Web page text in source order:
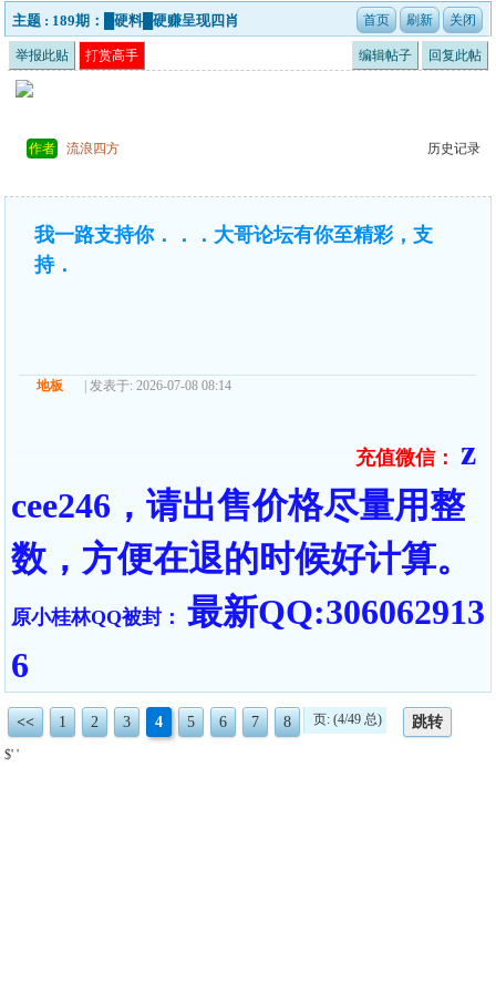
主题 : 189期：█硬料█硬赚呈现四肖
举报此贴 打赏高手 编辑帖子 回复此帖
作者 流浪四方 历史记录
我一路支持你．．．大哥论坛有你至精彩，支
持．
地板 | 发表于: 2026-07-08 08:14
充值微信：
z
cee246，请出售价格尽量用整
数，方便在退的时候好计算。
原小桂林QQ被封： 最新QQ:306062913
6
<< 1 2 3 4 5 6 7 8 页: (4/49 总) 跳转
$' '